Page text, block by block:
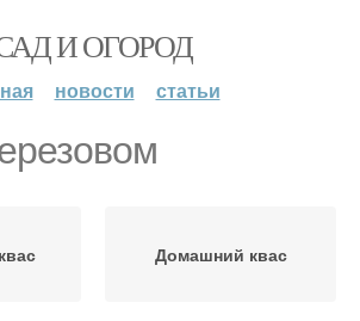
И ОГОРОД
новости статьи
Домашний квас